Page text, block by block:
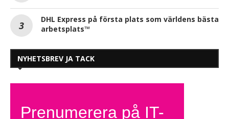
DHL Express på första plats som världens bästa
arbetsplats™
NYHETSBREV JA TACK